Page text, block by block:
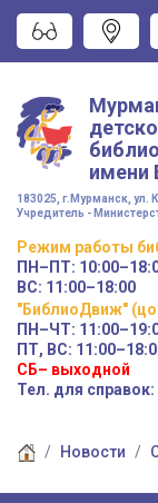
имени
183025, г.Мурманск, ул.
Учредитель -
Режим работы
ПН–ПТ:
ВС: 11:00–18:00
"БиблиоДвиж"
ПН–ЧТ:
ПТ, ВС:
СБ– выходной
Тел. для
Новости